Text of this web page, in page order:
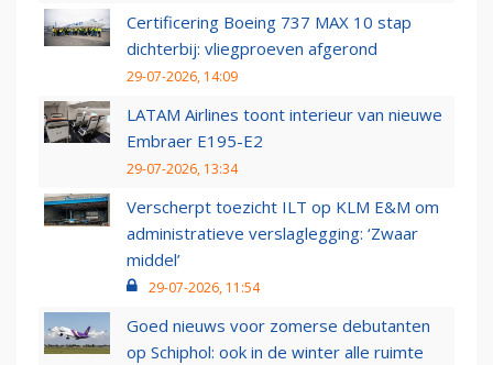
Certificering Boeing 737 MAX 10 stap
dichterbij: vliegproeven afgerond
29-07-2026, 14:09
LATAM Airlines toont interieur van nieuwe
Embraer E195-E2
29-07-2026, 13:34
Verscherpt toezicht ILT op KLM E&M om
administratieve verslaglegging: ‘Zwaar
middel’
29-07-2026, 11:54
Goed nieuws voor zomerse debutanten
op Schiphol: ook in de winter alle ruimte